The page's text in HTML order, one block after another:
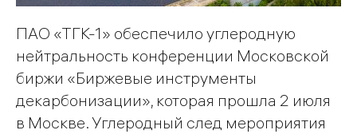
ПАО «ТГК-1» обеспечило углеродную
нейтральность конференции Московской
биржи «Биржевые инструменты
декарбонизации», которая прошла 2 июля
в Москве. Углеродный след мероприятия